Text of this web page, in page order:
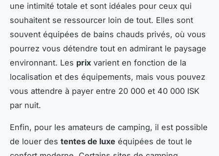
une intimité totale et sont idéales pour ceux qui
souhaitent se ressourcer loin de tout. Elles sont
souvent équipées de bains chauds privés, où vous
pourrez vous détendre tout en admirant le paysage
environnant. Les prix varient en fonction de la
localisation et des équipements, mais vous pouvez
vous attendre à payer entre 20 000 et 40 000 ISK
par nuit.
Enfin, pour les amateurs de camping, il est possible
de louer des tentes de luxe équipées de tout le